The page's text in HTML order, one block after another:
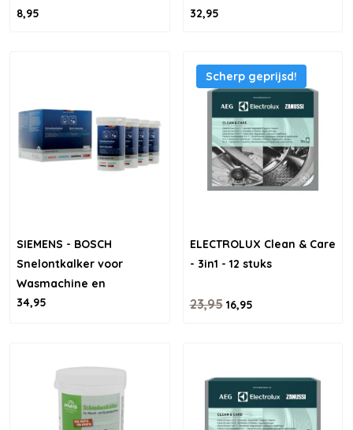
vaatwasser
8,95
reinigen
32,95
SIEMENS - BOSCH
Snelontkalker voor
Wasmachine en
Vaatwasser - 4 stuks
34,95
Scherp geprijsd!
ELECTROLUX Clean & Care
- 3in1 - 12 stuks
23,9516,95